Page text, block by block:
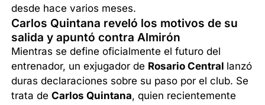
desde hace varios meses.
Carlos Quintana reveló los motivos de su
salida y apuntó contra Almirón
Mientras se define oficialmente el futuro del
entrenador, un exjugador de Rosario Central lanzó
duras declaraciones sobre su paso por el club. Se
trata deCarlos Quintana, quien recientemente